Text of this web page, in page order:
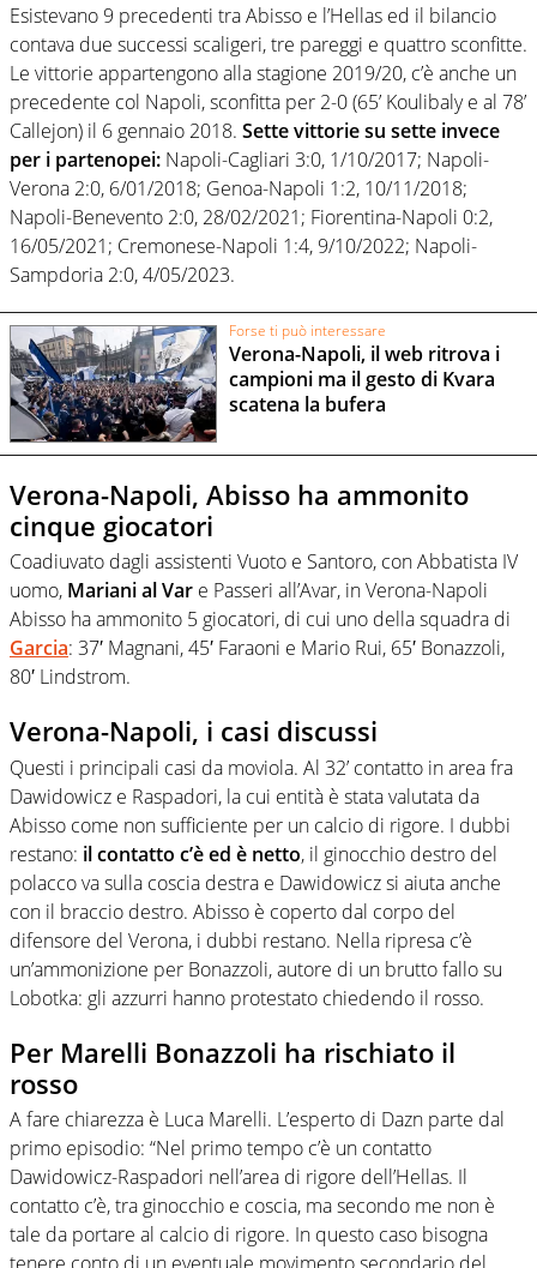
Esistevano 9 precedenti tra Abisso e l’Hellas ed il bilancio
contava due successi scaligeri, tre pareggi e quattro sconfitte.
Le vittorie appartengono alla stagione 2019/20, c’è anche un
precedente col Napoli, sconfitta per 2-0 (65’ Koulibaly e al 78’
Callejon) il 6 gennaio 2018. Sette vittorie su sette invece
per i partenopei: Napoli-Cagliari 3:0, 1/10/2017; Napoli-
Verona 2:0, 6/01/2018; Genoa-Napoli 1:2, 10/11/2018;
Napoli-Benevento 2:0, 28/02/2021; Fiorentina-Napoli 0:2,
16/05/2021; Cremonese-Napoli 1:4, 9/10/2022; Napoli-
Sampdoria 2:0, 4/05/2023.
Forse ti può interessare
Verona-Napoli, il web ritrova i
campioni ma il gesto di Kvara
scatena la bufera
Verona-Napoli, Abisso ha ammonito
cinque giocatori
Coadiuvato dagli assistenti Vuoto e Santoro, con Abbatista IV
uomo, Mariani al Var e Passeri all’Avar, in Verona-Napoli
Abisso ha ammonito 5 giocatori, di cui uno della squadra di
Garcia: 37′ Magnani, 45′ Faraoni e Mario Rui, 65′ Bonazzoli,
80′ Lindstrom.
Verona-Napoli, i casi discussi
Questi i principali casi da moviola. Al 32’ contatto in area fra
Dawidowicz e Raspadori, la cui entità è stata valutata da
Abisso come non sufficiente per un calcio di rigore. I dubbi
restano: il contatto c’è ed è netto, il ginocchio destro del
polacco va sulla coscia destra e Dawidowicz si aiuta anche
con il braccio destro. Abisso è coperto dal corpo del
difensore del Verona, i dubbi restano. Nella ripresa c’è
un’ammonizione per Bonazzoli, autore di un brutto fallo su
Lobotka: gli azzurri hanno protestato chiedendo il rosso.
Per Marelli Bonazzoli ha rischiato il
rosso
A fare chiarezza è Luca Marelli. L’esperto di Dazn parte dal
primo episodio: “Nel primo tempo c’è un contatto
Dawidowicz-Raspadori nell’area di rigore dell’Hellas. Il
contatto c’è, tra ginocchio e coscia, ma secondo me non è
tale da portare al calcio di rigore. In questo caso bisogna